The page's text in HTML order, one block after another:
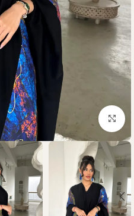
Click to enlarge